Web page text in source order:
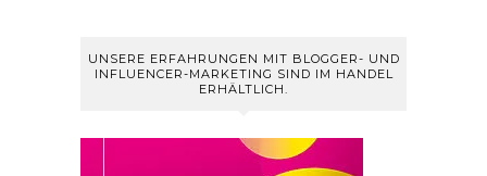
UNSERE ERFAHRUNGEN MIT BLOGGER- UND
INFLUENCER-MARKETING SIND IM HANDEL
ERHÄLTLICH.